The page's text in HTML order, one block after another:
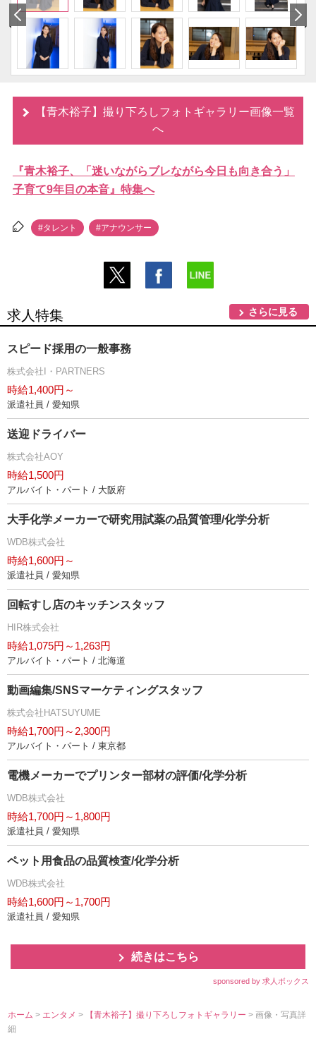
【青木裕子】撮り下ろしフォトギャラリー画像一覧
へ
『青木裕子、「迷いながらブレながら今日も向き合う」
子育て9年目の本音』特集へ
#タレント #アナウンサー
求人特集 さらに見る
スピード採用の一般事務
株式会社I・PARTNERS
時給1,400円～
派遣社員 / 愛知県
送迎ドライバー
株式会社AOY
時給1,500円
アルバイト・パート / 大阪府
大手化学メーカーで研究用試薬の品質管理/化学分析
WDB株式会社
時給1,600円～
派遣社員 / 愛知県
回転すし店のキッチンスタッフ
HIR株式会社
時給1,075円～1,263円
アルバイト・パート / 北海道
動画編集/SNSマーケティングスタッフ
株式会社HATSUYUME
時給1,700円～2,300円
アルバイト・パート / 東京都
電機メーカーでプリンター部材の評価/化学分析
WDB株式会社
時給1,700円～1,800円
派遣社員 / 愛知県
ペット用食品の品質検査/化学分析
WDB株式会社
時給1,600円～1,700円
派遣社員 / 愛知県
続きはこちら
sponsored by 求人ボックス
ホーム > エンタメ> 【青木裕子】撮り下ろしフォトギャラリー> 画像・写真詳
細